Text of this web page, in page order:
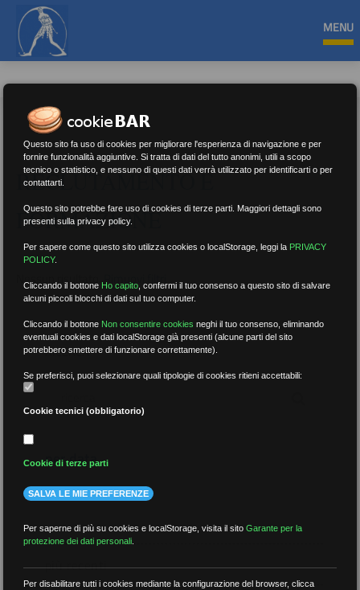
MENU
RECLUTAMENTO E
FORMAZIONE
Nessun risultato.Rimuovi filtri
RICERCA
per data
più recenti
Questo sito fa uso di cookies per migliorare l'esperienza di navigazione e per
fornire funzionalità aggiuntive. Si tratta di dati del tutto anonimi, utili a scopo
tecnico o statistico, e nessuno di questi dati verrà utilizzato per identificarti o per
contattarti.
Questo sito potrebbe fare uso di cookies di terze parti. Maggiori dettagli sono
presenti sulla privacy policy.
Per sapere come questo sito utilizza cookies o localStorage, leggi la PRIVACY
POLICY.
Cliccando il bottone Ho capito ,confermi il tuo consenso a questo sito di salvare
alcuni piccoli blocchi di dati sul tuo computer.
Cliccando il bottone Non consentire cookies neghi il tuo consenso, eliminando
eventuali cookies e dati localStorage già presenti (alcune parti del sito
potrebbero smettere di funzionare correttamente).
Se preferisci, puoi selezionare quali tipologie di cookies ritieni accettabili:
Cookie tecnici (obbligatorio)
Cookie di terze parti
SALVA LE MIE PREFERENZE
Per saperne di più su cookies e localStorage, visita il sitoGarante per la
protezione dei dati personali
Per disabilitare tutti i cookies mediante la configurazione del browser, clicca